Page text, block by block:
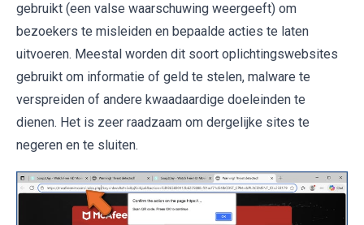
gebruikt (een valse waarschuwing weergeeft) om
bezoekers te misleiden en bepaalde acties te laten
uitvoeren. Meestal worden dit soort oplichtingswebsites
gebruikt om informatie of geld te stelen, malware te
verspreiden of andere kwaadaardige doeleinden te
dienen. Het is zeer raadzaam om dergelijke sites te
negeren en te sluiten.